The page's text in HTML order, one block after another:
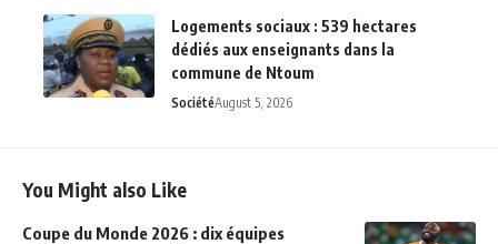
Logements sociaux : 539 hectares
dédiés aux enseignants dans la
commune de Ntoum
SociétéAugust 5, 2026
You Might also Like
Coupe du Monde 2026 : dix équipes